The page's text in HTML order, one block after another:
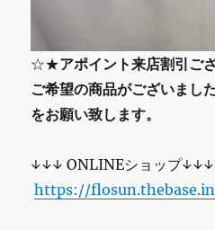
☆★アポイント来店割引
ご希望の商品がございまし
をお願い致します。
↓↓↓ ONLINEショップ↓↓↓
https://